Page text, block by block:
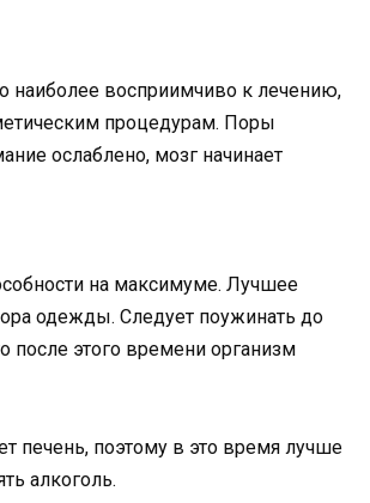
наиболее восприимчиво к лечению,
процедурам. Поры
ослаблено, мозг начинает
на максимуме. Лучшее
одежды. Следует поужинать до
после этого времени организм
печень, поэтому в это время лучше
алкоголь.